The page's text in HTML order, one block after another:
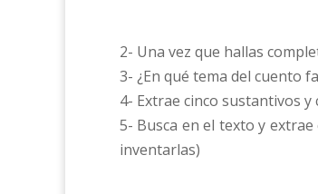
2- Una vez que hallas
3- ¿En qué tema del cuento
4- Extrae cinco sustantivos
5- Busca en el texto y
inventarlas)